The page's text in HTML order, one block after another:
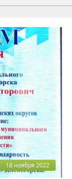
18 ноября 2022